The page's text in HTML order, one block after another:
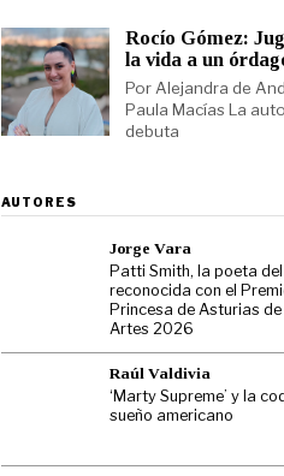
Rocío Gómez:
la vida a un
Por Alejandra de
Paula Macías La
debuta
AUTORES
Jorge Vara
Patti Smith, la poeta
reconocida con el
Princesa de Asturias de
Artes 2026
Raúl Valdivia
‘Marty Supreme’ y la
sueño americano